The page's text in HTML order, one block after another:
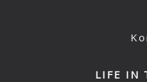
LIFE IN